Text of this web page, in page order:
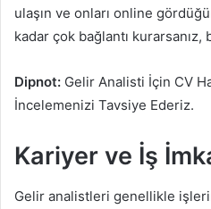
ulaşın ve onları online
kadar çok bağlantı kurarsanız,
Dipnot: Gelir Analisti İçin CV
İncelemenizi Tavsiye Ederiz.
Kariyer ve İş
Gelir analistleri genellikle